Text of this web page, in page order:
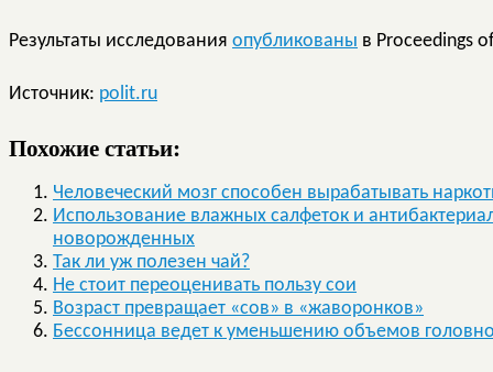
Результаты исследования опубликованы в Proceedings
Источник: polit.ru
Похожие статьи:
Человеческий мозг способен вырабатывать
Использование влажных салфеток и
новорожденных
Так ли уж полезен чай?
Не стоит переоценивать пользу сои
Возраст превращает «сов» в «жаворонков»
Бессонница ведет к уменьшению объемов